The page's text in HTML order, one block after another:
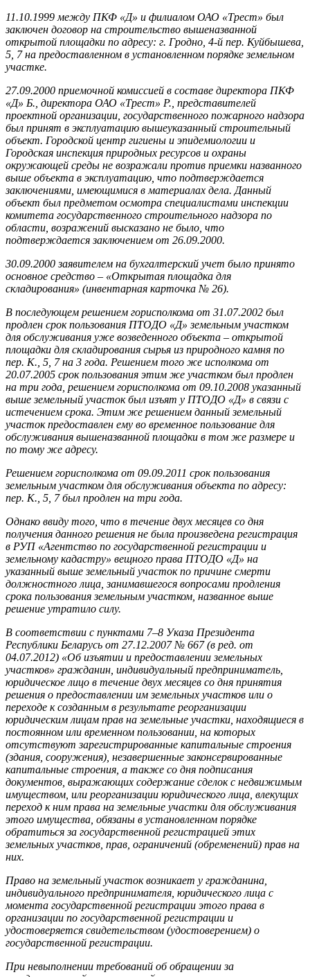
11.10.1999 между ПКФ «Д» и филиалом ОАО «Трест» был
заключен договор на строительство вышеназванной
открытой площадки по адресу: г. Гродно, 4-й пер. Куйбышева,
5, 7 на предоставленном в установленном порядке земельном
участке.
27.09.2000 приемочной комиссией в составе директора ПКФ
«Д» Б., директора ОАО «Трест» Р., представителей
проектной организации, государственного пожарного надзора
был принят в эксплуатацию выше­указанный строительный
объект. Городской центр гигиены и эпидемиологии и
Городская инспекция природных ресурсов и охраны
окружающей среды не возражали против приемки названного
выше объекта в эксплуатацию, что подтверждается
заключениями, имеющимися в материалах дела. Данный
объект был предметом осмотра специалистами инспекции
комитета государственного строительного надзора по
области, возражений высказано не было, что
подтверждается заключением от 26.09.2000.
30.09.2000 заявителем на бухгалтерский учет было принято
основное средство – «Открытая площадка для
складирования» (инвентарная карточка № 26).
В последующем решением горисполкома от 31.07.2002 был
продлен срок пользования ПТОДО «Д» земельным участком
для обслуживания уже возведенного объекта – открытой
площадки для складирования сырья из природного камня по
пер. К., 5, 7 на 3 года. Решением того же исполкома от
20.07.2005 срок пользования этим же участком был продлен
на три года, решением горисполкома от 09.10.2008 указанный
выше земельный участок был изъят у ПТОДО «Д» в связи с
истечением срока. Этим же решением данный земельный
участок предоставлен ему во временное пользование для
обслуживания вышеназванной площадки в том же размере и
по тому же адресу.
Решением горисполкома от 09.09.2011 срок пользования
земельным участком для обслуживания объекта по адресу:
пер. К., 5, 7 был продлен на три года.
Однако ввиду того, что в течение двух месяцев со дня
получения данного решения не была произведена регистрация
в РУП «Агентство по государственной регистрации и
земельному кадастру» вещного права ПТОДО «Д» на
указанный выше земельный участок по причине смерти
должностного лица, занимавшегося вопросами продления
срока пользования земельным участком, названное выше
решение утратило силу.
В соответствии с пунктами 7–8 Указа Президента
Республики Беларусь от 27.12.2007 № 667 (в ред. от
04.07.2012) «Об изъятии и предоставлении земельных
участков» гражданин, индивидуальный предприниматель,
юридическое лицо в течение двух месяцев со дня принятия
решения о предоставлении им земельных участков или о
переходе к созданным в результате реорганизации
юридическим лицам прав на земельные участки, находящиеся в
постоянном или временном пользовании, на которых
отсутствуют зарегистрированные капитальные строения
(здания, сооружения), незавершенные законсервированные
капитальные строения, а также со дня подписания
документов, выражающих содержание сделок с недвижимым
имуществом, или реорганизации юридического лица, влекущих
переход к ним права на земельные участки для обслуживания
этого имущества, обязаны в установленном порядке
обратиться за государственной регистрацией этих
земельных участков, прав, ограничений (обременений) прав на
них.
Право на земельный участок возникает у гражданина,
индивидуального предпринимателя, юридического лица с
момента государственной регистрации этого права в
организации по государственной регистрации и
удостоверяется свидетельством (удостоверением) о
государственной регистрации.
При невыполнении требований об обращении за